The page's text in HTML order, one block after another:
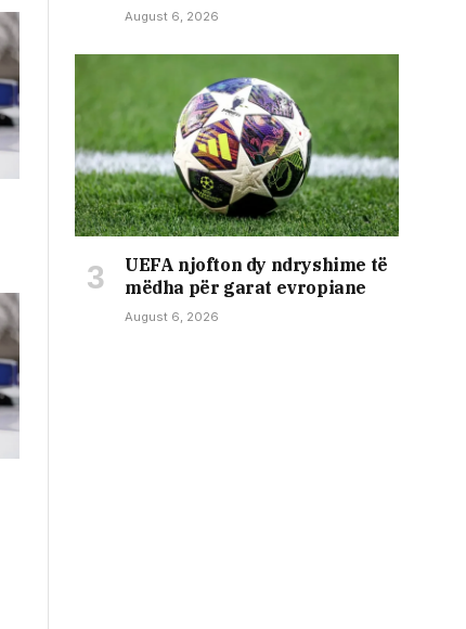
August 6, 2026
UEFA njofton dy ndryshime të
mëdha për garat evropiane
August 6, 2026